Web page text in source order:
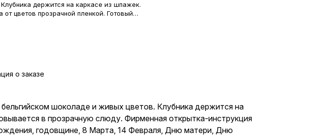
держится на каркасе из шпажек.
от цветов прозрачной пленкой. Готовый
по хранению — в подарок. Этот букет
— отличный подарок бабушке, маме,
о заказе
шоколаде и живых цветов. Клубника держится на
в прозрачную слюду. Фирменная открытка-инструкция
годовщине, 8 Марта, 14 Февраля, Дню матери, Дню